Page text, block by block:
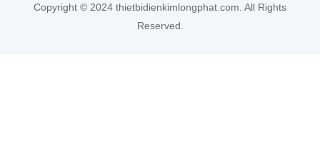
Copyright © 2024 thietbidienkimlongphat.com. All Rights
Reserved.